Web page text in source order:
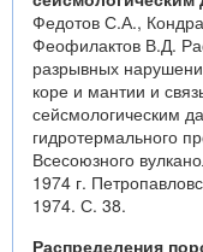
Федотов С.А.,
Феофилактов В.Д.
разрывных
коре и мантии и
сейсмологическим
гидротермального
Всесоюзного
1974 г.
1974. С. 38.
Распределения